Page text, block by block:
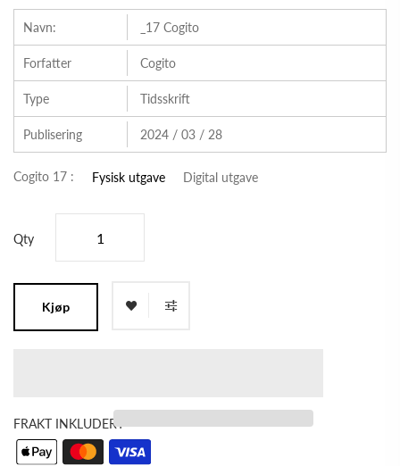
Navn: _17 Cogito
Forfatter Cogito
Type Tidsskrift
Publisering 2024 / 03 / 28
Cogito 17 : Fysisk utgave Digital utgave
Qty
Kjøp
FRAKT INKLUDERT